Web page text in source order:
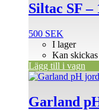
Siltac SF –
500 SEK
I lager
Kan
Lägg till i vagn
Garland